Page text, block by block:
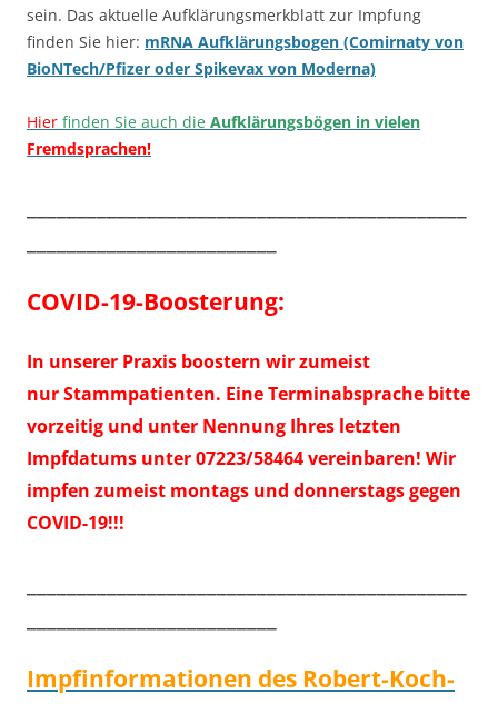
sein. Das aktuelle Aufklärungsmerkblatt zur Impfung
finden Sie hier: mRNA Aufklärungsbogen (Comirnaty von
BioNTech/Pfizer oder Spikevax von Moderna)
Hier finden Sie auch die Aufklärungsbögen in vielen
Fremdsprachen!
COVID-19-Boosterung:
In unserer Praxis boostern wir zumeist
nur Stammpatienten. Eine Terminabsprache bitte
vorzeitig und unter Nennung Ihres letzten
Impfdatums unter 07223/58464 vereinbaren! Wir
impfen zumeist montags und donnerstags gegen
COVID-19!!!
Impfinformationen des Robert-Koch-